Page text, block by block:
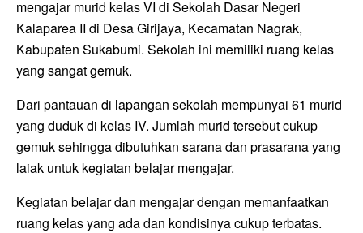
mengajar murid kelas VI di Sekolah Dasar Negeri
Kalaparea II di Desa Girijaya, Kecamatan Nagrak,
Kabupaten Sukabumi. Sekolah ini memiliki ruang kelas
yang sangat gemuk.
Dari pantauan di lapangan sekolah mempunyai 61 murid
yang duduk di kelas IV. Jumlah murid tersebut cukup
gemuk sehingga dibutuhkan sarana dan prasarana yang
laiak untuk kegiatan belajar mengajar.
Kegiatan belajar dan mengajar dengan memanfaatkan
ruang kelas yang ada dan kondisinya cukup terbatas.